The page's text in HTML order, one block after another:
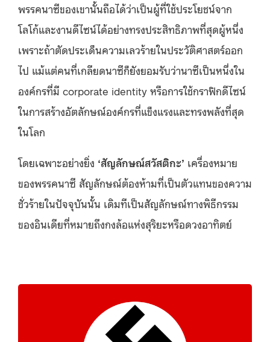
พรรคนาซีของเขานั้นถือได้ว่าเป็นผู้ที่ใช้ประโยชน์จาก
โลโก้และงานดีไซน์ได้อย่างทรงประสิทธิภาพที่สุดผู้หนึ่ง
เพราะถ้าตัดประเด็นความเลวร้ายในประวัติศาสตร์ออก
ไป แม้แต่คนที่เกลียดนาซีก็ยังยอมรับว่านาซีเป็นหนึ่งใน
องค์กรที่มี corporate identity หรือการใช้กราฟิกดีไซน์
ในการสร้างอัตลักษณ์องค์กรที่แข็งแรงและทรงพลังที่สุด
ในโลก
โดยเฉพาะอย่างยิ่ง ‘สัญลักษณ์สวัสติกะ’ เครื่องหมาย
ของพรรคนาซี สัญลักษณ์ต้องห้ามที่เป็นตัวแทนของความ
ชั่วร้ายในปัจจุบันนั้น เดิมทีเป็นสัญลักษณ์ทางพิธีกรรม
ของอินเดียที่หมายถึงกงล้อแห่งสุริยะหรือดวงอาทิตย์